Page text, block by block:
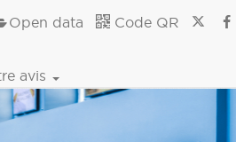
Open data Code QR
avis